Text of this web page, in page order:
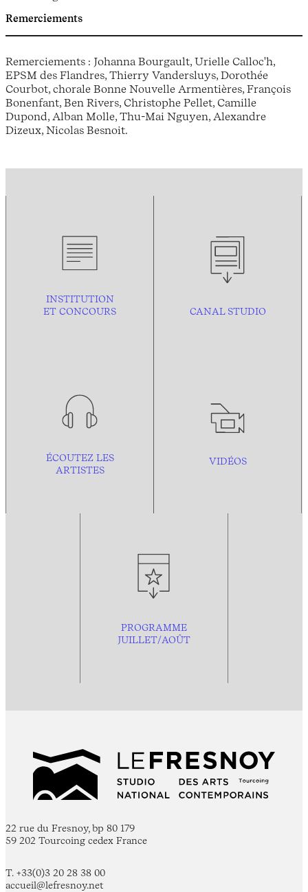
Remerciements
Remerciements : Johanna Bourgault, Urielle Calloc'h,
EPSM des Flandres, Thierry Vandersluys, Dorothée
Courbot, chorale Bonne Nouvelle Armentières, François
Bonenfant, Ben Rivers, Christophe Pellet, Camille
Dupond, Alban Molle, Thu-Mai Nguyen, Alexandre
Dizeux, Nicolas Besnoit.
INSTITUTION
ET CONCOURS
CANAL STUDIO
ÉCOUTEZ LES
ARTISTES
VIDÉOS
PROGRAMME
JUILLET/AOÛT
22 rue du Fresnoy, bp 80 179
59 202 Tourcoing cedex France
T. +33(0)3 20 28 38 00
accueil@lefresnoy.net